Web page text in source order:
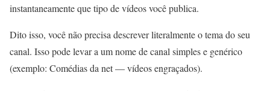
instantaneamente que tipo de vídeos você publica.
Dito isso, você não precisa descrever literalmente o tema do seu
canal. Isso pode levar a um nome de canal simples e genérico
(exemplo: Comédias da net — vídeos engraçados).